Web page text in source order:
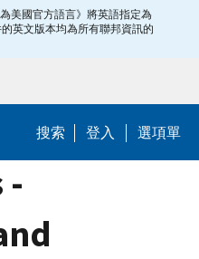
美國官方語言》將英語指定為
英文版本均為所有聯邦資訊的
搜索 登入 選項單
-